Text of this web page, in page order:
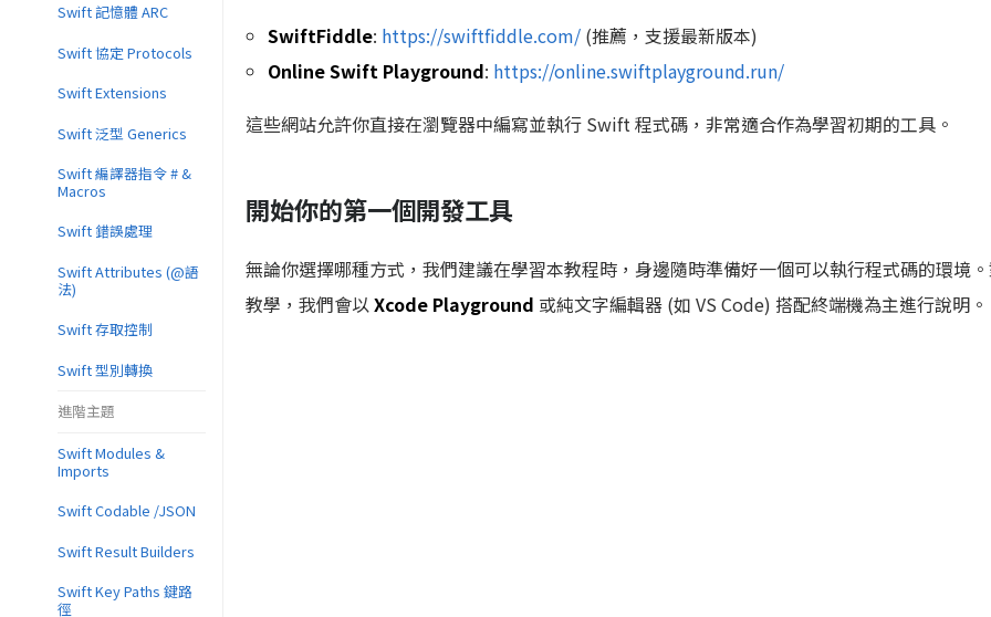
SwiftFiddle: https://swiftfiddle.com/ (推薦，支援最新版本)
Online Swift Playground: https://online.swiftplayground.run/
這些網站允許你直接在瀏覽器中編寫並執行 Swift 程式碼，非常適合作為學習初期的工具。
開始你的第一個開發工具
無論你選擇哪種方式，我們建議在學習本教程時，身邊隨時準備好一個可以執行程式碼的環境
教學，我們會以Xcode Playground 或純文字編輯器 (如 VS Code) 搭配終端機為主進行說明。
Swift 記憶體 ARC
Swift 協定 Protocols
Swift Extensions
Swift 泛型 Generics
Swift 編譯器指令 # &
Macros
Swift 錯誤處理
Swift Attributes (@語
法)
Swift 存取控制
Swift 型別轉換
進階主題
Swift Modules &
Imports
Swift Codable /JSON
Swift Result Builders
Swift Key Paths 鍵路
徑